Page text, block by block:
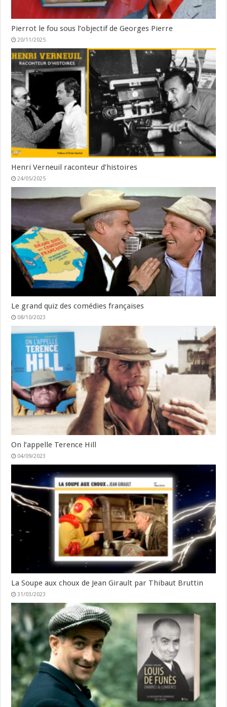
Pierrot le fou sous l’objectif de Georges Pierre
20/11/2025
Henri Verneuil raconteur d’histoires
24/05/2025
Le grand quiz des comédies françaises
08/10/2023
On l’appelle Terence Hill
04/09/2023
La Soupe aux choux de Jean Girault par Thibaut Bruttin
31/03/2023